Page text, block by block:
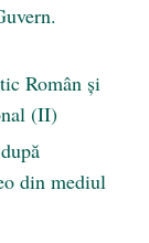
Român şi
(II)
din mediul